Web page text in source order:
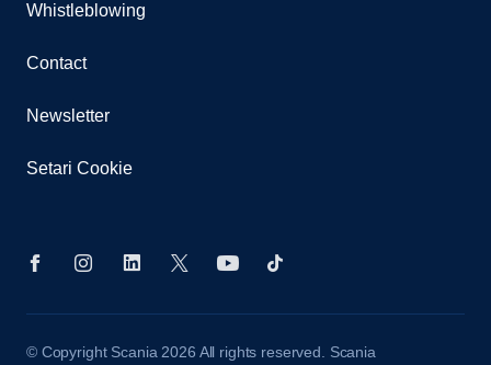
Whistleblowing
Contact
Newsletter
Setari Cookie
© Copyright Scania 2026 All rights reserved. Scania